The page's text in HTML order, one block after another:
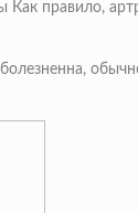
правило,